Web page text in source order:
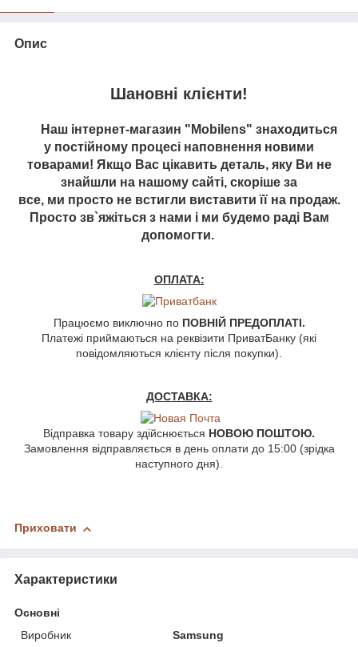
Опис
Шановні клієнти!
Наш інтернет-магазин "Mobilens" знаходиться
у постійному процесі наповнення новими
товарами! Якщо Вас цікавить деталь, яку Ви не
знайшли на нашому сайті, скоріше за
все, ми просто не встигли виставити її на продаж.
Просто зв`яжіться з нами і ми будемо раді Вам
допомогти.
ОПЛАТА:
Працюємо виключно по ПОВНІЙ ПРЕДОПЛАТІ.
Платежі приймаються на реквізити ПриватБанку (які
повідомляються клієнту після покупки).
ДОСТАВКА:
Відправка товару здійснюється НОВОЮ ПОШТОЮ.
Замовлення відправляється в день оплати до 15:00 (зрідка
наступного дня).
Приховати
Характеристики
Основні
Виробник
Samsung